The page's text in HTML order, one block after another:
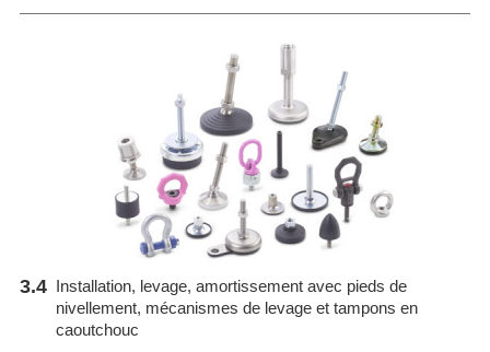
3.4 Installation, levage, amortissement avec pieds de
nivellement, mécanismes de levage et tampons en
caoutchouc